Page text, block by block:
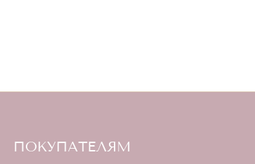
ПОКУПАТЕЛЯМ